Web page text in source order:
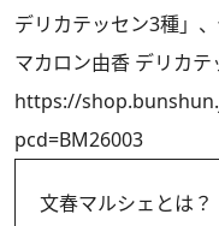
デリカテッセン3種」
マカロン由香 デリカテ
https://
pcd=BM26003
文春マルシェとは？